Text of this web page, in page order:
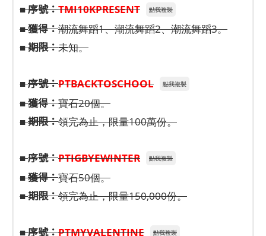
■序號：TMI10KPRESENT 點我複製
■獲得：潮流舞蹈1、潮流舞蹈2、潮流舞蹈3。
■期限：未知。
■序號：PTBACKTOSCHOOL 點我複製
■獲得：寶石20個。
■期限：領完為止，限量100萬份。
■序號：PTIGBYEWINTER 點我複製
■獲得：寶石50個。
■期限：領完為止，限量150,000份。
■序號：PTMYVALENTINE 點我複製